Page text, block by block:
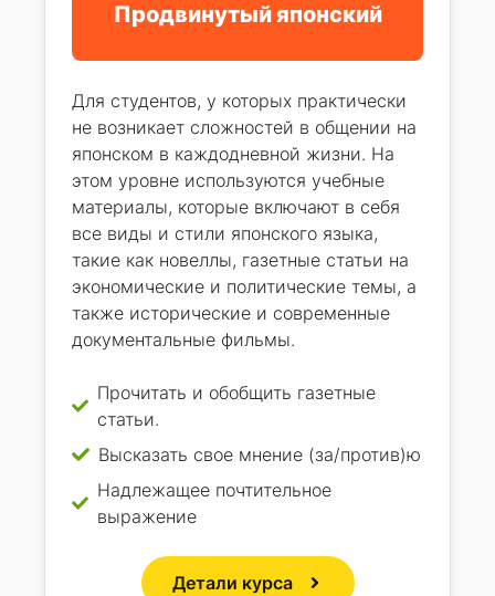
Продвинутый японский
Для студентов, у которых практически
не возникает сложностей в общении на
японском в каждодневной жизни. На
этом уровне используются учебные
материалы, которые включают в себя
все виды и стили японского языка,
такие как новеллы, газетные статьи на
экономические и политические темы, а
также исторические и современные
документальные фильмы.
Прочитать и обобщить газетные
статьи.
Высказать свое мнение (за/против)ю
Надлежащее почтительное
выражение
Детали курса